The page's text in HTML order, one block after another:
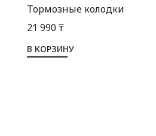
Тормозные колодки
21 990 ₸
В КОРЗИНУ